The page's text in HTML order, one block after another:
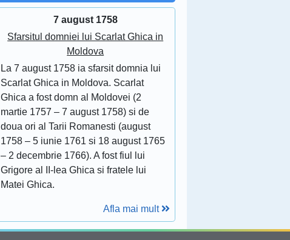
7 august 1758
Sfarsitul domniei lui Scarlat Ghica in
Moldova
La 7 august 1758 ia sfarsit domnia lui
Scarlat Ghica in Moldova. Scarlat
Ghica a fost domn al Moldovei (2
martie 1757 – 7 august 1758) si de
doua ori al Tarii Romanesti (august
1758 – 5 iunie 1761 si 18 august 1765
– 2 decembrie 1766). A fost fiul lui
Grigore al II-lea Ghica si fratele lui
Matei Ghica.
Afla mai mult